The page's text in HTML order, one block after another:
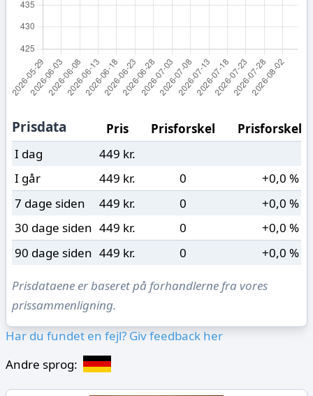
Prisdata Pris Prisforskel
Prisforskel
I dag
449 kr.
I går
449 kr. 0
+0,0 %
7 dage siden
449 kr. 0
+0,0 %
30 dage siden 449 kr. 0
+0,0 %
90 dage siden 449 kr. 0 +0,0 %
Prisdataene er baseret på forhandlerne fra vores
prissammenligning.
Har du fundet en fejl? Giv feedback her
Andre sprog: